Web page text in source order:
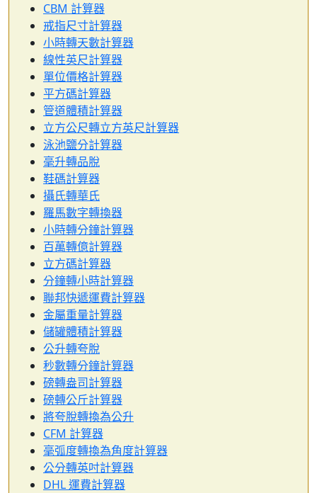
CBM 計算器
戒指尺寸計算器
小時轉天數計算器
線性英尺計算器
單位價格計算器
平方碼計算器
管道體積計算器
立方公尺轉立方英尺計算器
泳池鹽分計算器
毫升轉品脫
鞋碼計算器
攝氏轉華氏
羅馬數字轉換器
小時轉分鐘計算器
百萬轉億計算器
立方碼計算器
分鐘轉小時計算器
聯邦快遞運費計算器
金屬重量計算器
儲罐體積計算器
公升轉夸脫
秒數轉分鐘計算器
磅轉盎司計算器
磅轉公斤計算器
將夸脫轉換為公升
CFM 計算器
毫弧度轉換為角度計算器
公分轉英吋計算器
DHL 運費計算器